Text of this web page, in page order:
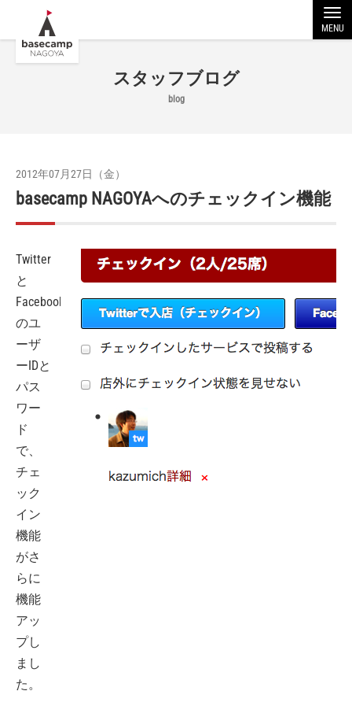
MENU
スタッフブログ
blog
2012年07月27日（金）
basecamp NAGOYAへのチェックイン機能
Twitter
と
Facebook
のユ
ーザ
ーIDと
パス
ワー
ド
で、
チェ
ック
イン
機能
がさ
らに
機能
アッ
プし
まし
た。